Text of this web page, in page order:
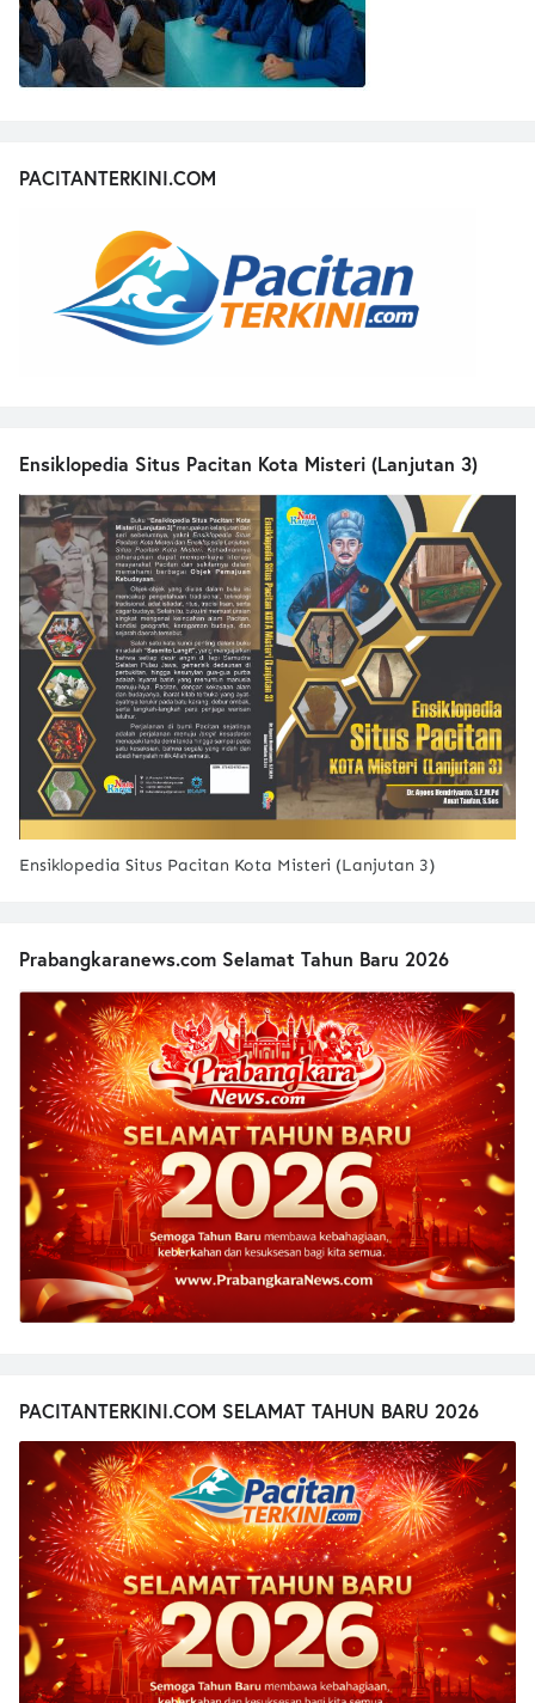
PACITANTERKINI.COM
Ensiklopedia Situs Pacitan Kota Misteri (Lanjutan 3)
Ensiklopedia Situs Pacitan Kota Misteri (Lanjutan 3)
Prabangkaranews.com Selamat Tahun Baru 2026
PACITANTERKINI.COM SELAMAT TAHUN BARU 2026